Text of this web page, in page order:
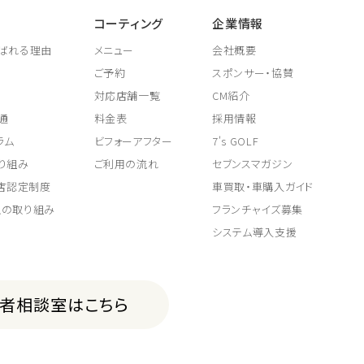
れる理由
ム
組み
認定制度
取り組み
コーティング
メニュー
ご予約
対応店舗一覧
料金表
ビフォーアフター
ご利用の流れ
企業情報
会社概要
スポンサー・協賛
CM紹介
採用情報
7's GOLF
セブンスマガジン
車買取・車購入ガイド
フランチャイズ募集
システム導入支援
相談室はこちら